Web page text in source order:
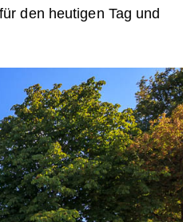
den heutigen Tag und